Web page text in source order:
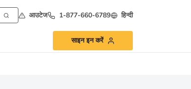
आउटेज 1-877-660-6789 हिन्दी
साइन इन करें